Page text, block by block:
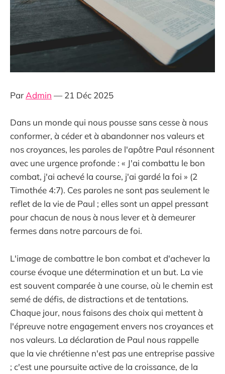
ParAdmin — 21 Déc 2025
Dans un monde qui nous pousse sans cesse à nous
conformer, à céder et à abandonner nos valeurs et
nos croyances, les paroles de l'apôtre Paul résonnent
avec une urgence profonde : « J'ai combattu le bon
combat, j'ai achevé la course, j'ai gardé la foi » (2
Timothée 4:7). Ces paroles ne sont pas seulement le
reflet de la vie de Paul ; elles sont un appel pressant
pour chacun de nous à nous lever et à demeurer
fermes dans notre parcours de foi.
L'image de combattre le bon combat et d'achever la
course évoque une détermination et un but. La vie
est souvent comparée à une course, où le chemin est
semé de défis, de distractions et de tentations.
Chaque jour, nous faisons des choix qui mettent à
l'épreuve notre engagement envers nos croyances et
nos valeurs. La déclaration de Paul nous rappelle
que la vie chrétienne n'est pas une entreprise passive
; c'est une poursuite active de la croissance, de la